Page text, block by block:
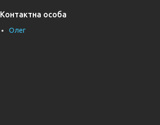
Контактна особа
Олег